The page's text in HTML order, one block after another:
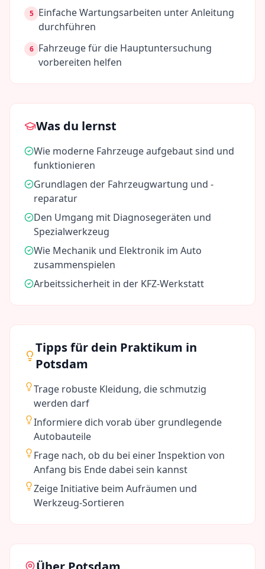
5 Einfache Wartungsarbeiten unter Anleitung
durchführen
6 Fahrzeuge für die Hauptuntersuchung
vorbereiten helfen
Was du lernst
Wie moderne Fahrzeuge aufgebaut sind und
funktionieren
Grundlagen der Fahrzeugwartung und -
reparatur
Den Umgang mit Diagnosegeräten und
Spezialwerkzeug
Wie Mechanik und Elektronik im Auto
zusammenspielen
Arbeitssicherheit in der KFZ-Werkstatt
Tipps für dein Praktikum in
Potsdam
Trage robuste Kleidung, die schmutzig
werden darf
Informiere dich vorab über grundlegende
Autobauteile
Frage nach, ob du bei einer Inspektion von
Anfang bis Ende dabei sein kannst
Zeige Initiative beim Aufräumen und
Werkzeug-Sortieren